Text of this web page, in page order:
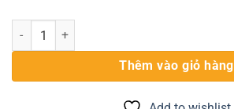
Bút bi Thiên Long TL-047 số lượng
Thêm vào giỏ hàng